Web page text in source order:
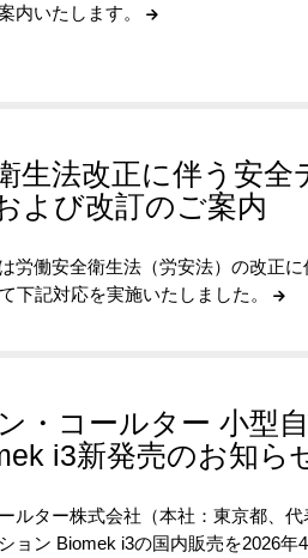
内いたします。
生法改正に伴う安全
よび改訂のご案内
労働安全衛生法（労安法）の改正
下記対応を実施いたしました。
・コールター 小型
i3新発売のお知ら
ルター株式会社（本社：東京都、
ョン Biomek i3の国内販売を2026年